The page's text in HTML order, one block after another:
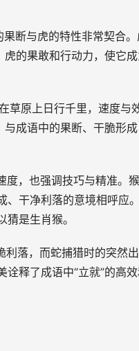
断与虎的特性非常契合。
的果敢和行动力，使它
草原上日行千里，速度与
成语中的果断、干脆形成
度，也强调技巧与精准。
、干净利落的意境相呼应
是生肖猴。
利落，而蛇捕猎时的突然
释了成语中“立就”的高